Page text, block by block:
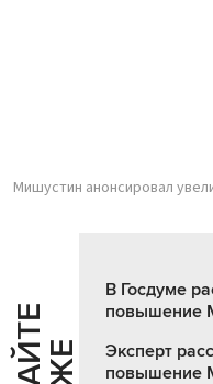
Мишустин анонсировал
В Госдуме
повышение
Эксперт
повышение